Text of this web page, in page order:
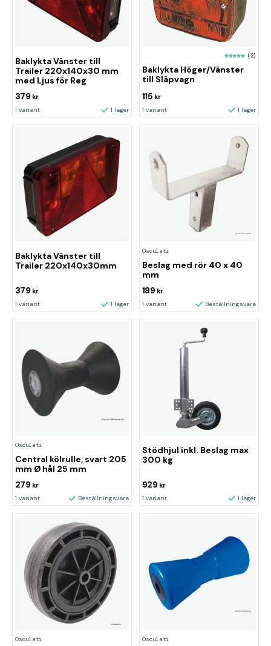
Baklykta Vänster till
Trailer 220x140x30 mm
med Ljus för Reg
379 kr
1 variant I lager
(2)
Baklykta Höger/Vänster
till Släpvagn
115 kr
1 variant I lager
Baklykta Vänster till
Trailer 220x140x30mm
379 kr
1 variant I lager
Osculati
Beslag med rör 40 x 40
mm
189 kr
1 variant Beställningsvara
Osculati
Central kölrulle, svart 205
mm Ø hål 25 mm
279 kr
1 variant Beställningsvara
Stödhjul inkl. Beslag max
300 kg
929 kr
1 variant I lager
Osculati Osculati